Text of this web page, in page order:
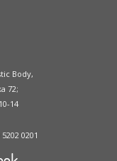
Body,
72;
14
0201